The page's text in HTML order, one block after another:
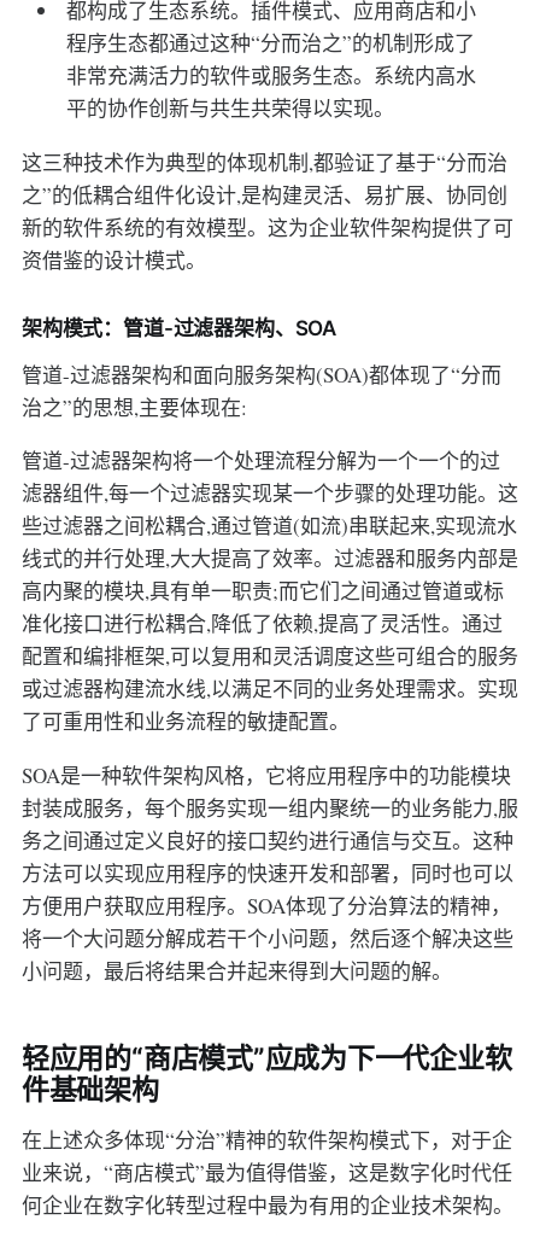
都构成了生态系统。插件模式、应用商店和小
程序生态都通过这种“分而治之”的机制形成了
非常充满活力的软件或服务生态。系统内高水
平的协作创新与共生共荣得以实现。
这三种技术作为典型的体现机制,都验证了基于“分而治
之”的低耦合组件化设计,是构建灵活、易扩展、协同创
新的软件系统的有效模型。这为企业软件架构提供了可
资借鉴的设计模式。
架构模式：管道-过滤器架构、SOA
管道-过滤器架构和面向服务架构(SOA)都体现了“分而
治之”的思想,主要体现在:
管道-过滤器架构将一个处理流程分解为一个一个的过
滤器组件,每一个过滤器实现某一个步骤的处理功能。这
些过滤器之间松耦合,通过管道(如流)串联起来,实现流水
线式的并行处理,大大提高了效率。过滤器和服务内部是
高内聚的模块,具有单一职责;而它们之间通过管道或标
准化接口进行松耦合,降低了依赖,提高了灵活性。通过
配置和编排框架,可以复用和灵活调度这些可组合的服务
或过滤器构建流水线,以满足不同的业务处理需求。实现
了可重用性和业务流程的敏捷配置。
SOA是一种软件架构风格，它将应用程序中的功能模块
封装成服务，每个服务实现一组内聚统一的业务能力,服
务之间通过定义良好的接口契约进行通信与交互。这种
方法可以实现应用程序的快速开发和部署，同时也可以
方便用户获取应用程序。SOA体现了分治算法的精神，
将一个大问题分解成若干个小问题，然后逐个解决这些
小问题，最后将结果合并起来得到大问题的解。
轻应用的“商店模式”应成为下一代企业软
件基础架构
在上述众多体现“分治”精神的软件架构模式下，对于企
业来说，“商店模式”最为值得借鉴，这是数字化时代任
何企业在数字化转型过程中最为有用的企业技术架构。